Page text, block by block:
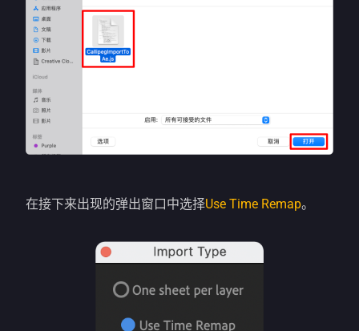
在接下来出现的弹出窗口中选择Use Time Remap。